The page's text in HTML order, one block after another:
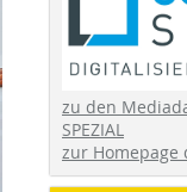
zu den
SPEZIAL
zur Homepage